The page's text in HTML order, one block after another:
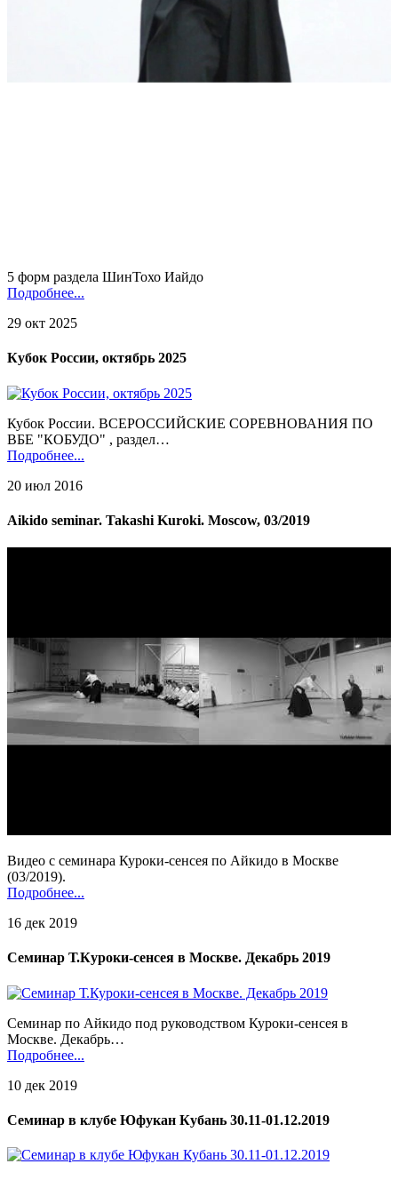
5 форм раздела ШинТохо Иайдо
Подробнее...
29 окт 2025
Кубок России, октябрь 2025
Кубок России. ВСЕРОССИЙСКИЕ СОРЕВНОВАНИЯ ПО
ВБЕ "КОБУДО" , раздел…
Подробнее...
20 июл 2016
Aikido seminar. Takashi Kuroki. Moscow, 03/2019
Видео с семинара Куроки-сенсея по Айкидо в Москве
(03/2019).
Подробнее...
16 дек 2019
Семинар Т.Куроки-сенсея в Москве. Декабрь 2019
Семинар по Айкидо под руководством Куроки-сенсея в
Москве. Декабрь…
Подробнее...
10 дек 2019
Семинар в клубе Юфукан Кубань 30.11-01.12.2019